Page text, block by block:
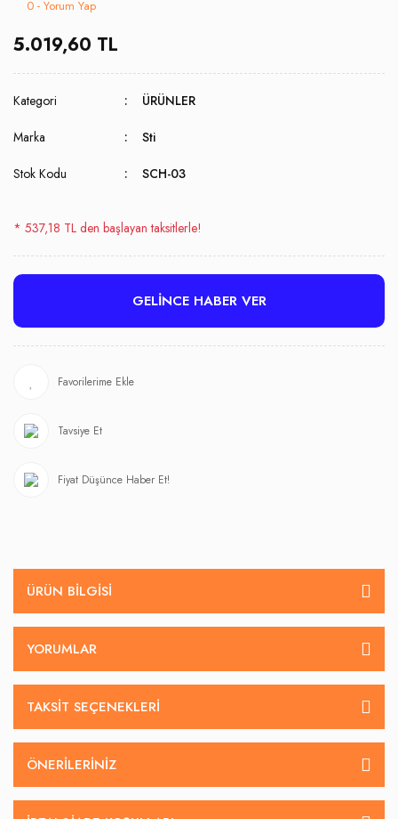
0 - Yorum Yap
5.019,60 TL
Kategori ÜRÜNLER
Marka Sti
Stok Kodu SCH-03
* 537,18 TL den başlayan taksitlerle!
GELİNCE HABER VER
Tavsiye Et
Fiyat Düşünce Haber Et!
ÜRÜN BILGISI
YORUMLAR
TAKSIT SEÇENEKLERI
ÖNERILERINIZ